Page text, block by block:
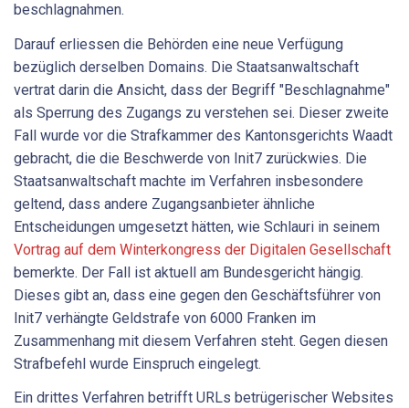
beschlagnahmen.
Darauf erliessen die Behörden eine neue Verfügung
bezüglich derselben Domains. Die Staatsanwaltschaft
vertrat darin die Ansicht, dass der Begriff "Beschlagnahme"
als Sperrung des Zugangs zu verstehen sei. Dieser zweite
Fall wurde vor die Strafkammer des Kantonsgerichts Waadt
gebracht, die die Beschwerde von Init7 zurückwies. Die
Staatsanwaltschaft machte im Verfahren insbesondere
geltend, dass andere Zugangsanbieter ähnliche
Entscheidungen umgesetzt hätten, wie Schlauri in seinem
Vortrag auf dem Winterkongress der Digitalen Gesellschaft
bemerkte. Der Fall ist aktuell am Bundesgericht hängig.
Dieses gibt an, dass eine gegen den Geschäftsführer von
Init7 verhängte Geldstrafe von 6000 Franken im
Zusammenhang mit diesem Verfahren steht. Gegen diesen
Strafbefehl wurde Einspruch eingelegt.
Ein drittes Verfahren betrifft URLs betrügerischer Websites